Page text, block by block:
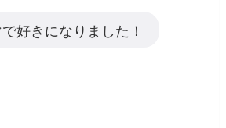
好きになりました！